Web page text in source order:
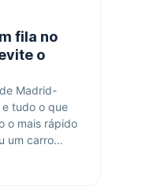
fila no
o
Madrid-
tudo o que
o mais rápido
um carro…